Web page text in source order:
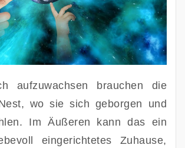
aufzuwachsen brauchen die
wo sie sich geborgen und
Im Äußeren kann das ein
eingerichtetes Zuhause,